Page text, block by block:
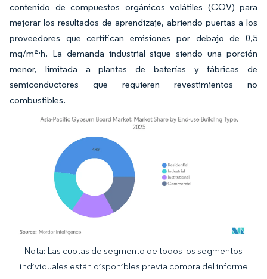
contenido de compuestos orgánicos volátiles (COV) para
mejorar los resultados de aprendizaje, abriendo puertas a los
proveedores que certifican emisiones por debajo de 0,5
mg/m²·h. La demanda industrial sigue siendo una porción
menor, limitada a plantas de baterías y fábricas de
semiconductores que requieren revestimientos no
combustibles.
Imagen © Mordor Intelligence. El uso requiere atribución según CC BY 4.0.
Nota: Las cuotas de segmento de todos los segmentos
individuales están disponibles previa compra del informe